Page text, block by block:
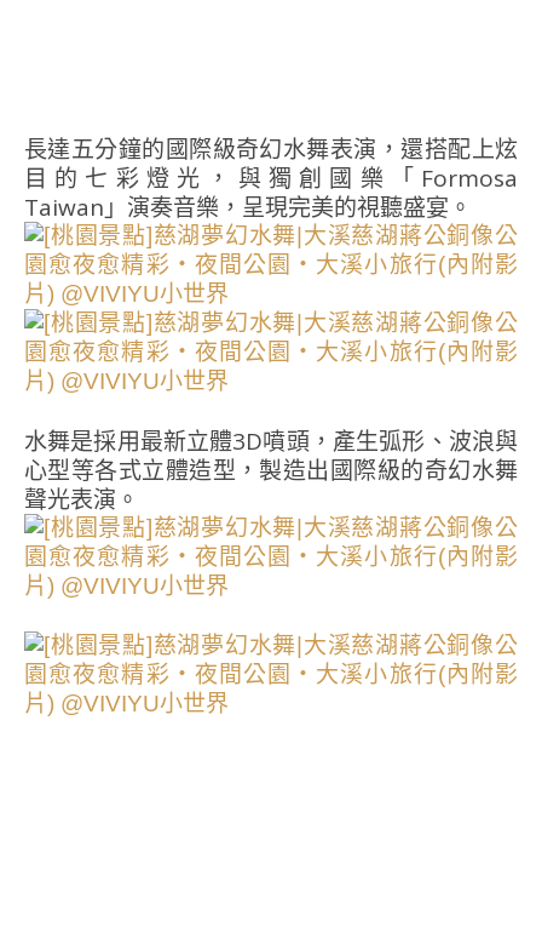
長達五分鐘的國際級奇幻水舞表演，還搭配上炫
目的七彩燈光，與獨創國樂「Formosa
Taiwan」演奏音樂，呈現完美的視聽盛宴。
水舞是採用最新立體3D噴頭，產生弧形、波浪與
心型等各式立體造型，製造出國際級的奇幻水舞
聲光表演。